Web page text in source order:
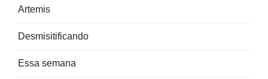
Artemis
Desmisitificando
Essa semana